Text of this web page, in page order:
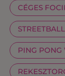
CÉGES
PING PONG